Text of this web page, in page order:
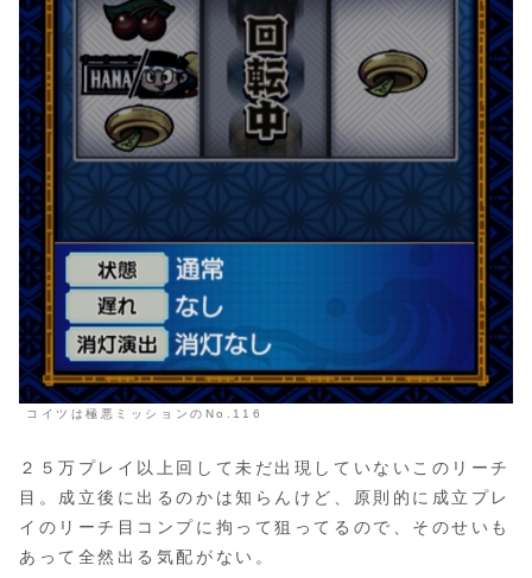
コイツは極悪ミッションのNo.116
２５万プレイ以上回して未だ出現していないこのリーチ
目。成立後に出るのかは知らんけど、原則的に成立プレ
イのリーチ目コンプに拘って狙ってるので、そのせいも
あって全然出る気配がない。